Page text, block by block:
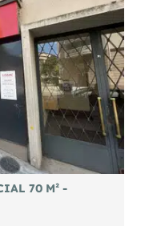
du preneur (soit
70 M² -